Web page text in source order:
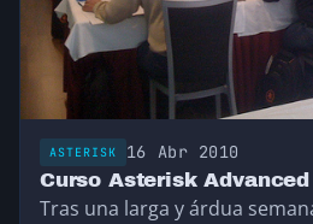
ASTERISK 16 Abr 2010
Curso Asterisk
Tras una larga y árdua